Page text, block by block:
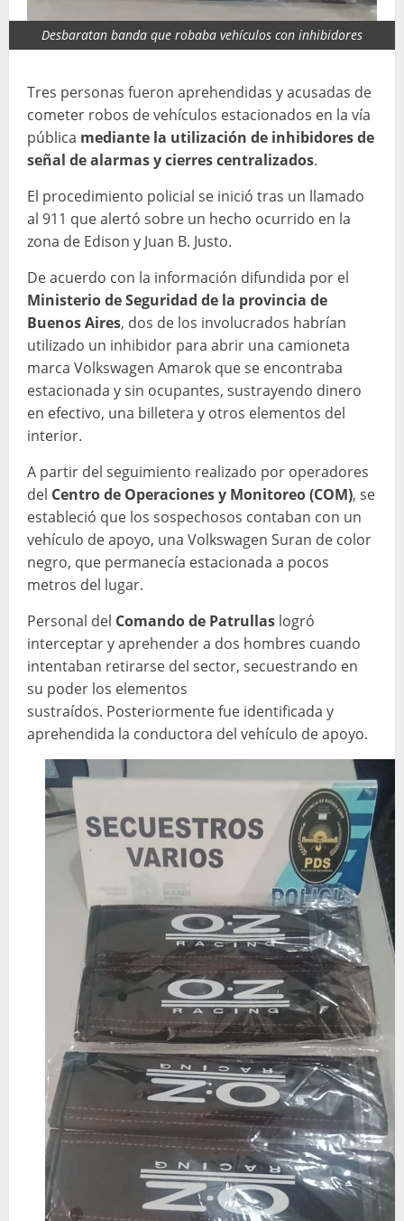
Desbaratan banda que robaba vehículos con inhibidores
Tres personas fueron aprehendidas y acusadas de
cometer robos de vehículos estacionados en la vía
pública mediante la utilización de inhibidores de
señal de alarmas y cierres centralizados.
El procedimiento policial se inició tras un llamado
al 911 que alertó sobre un hecho ocurrido en la
zona de Edison y Juan B. Justo.
De acuerdo con la información difundida por el
Ministerio de Seguridad de la provincia de
Buenos Aires, dos de los involucrados habrían
utilizado un inhibidor para abrir una camioneta
marca Volkswagen Amarok que se encontraba
estacionada y sin ocupantes, sustrayendo dinero
en efectivo, una billetera y otros elementos del
interior.
A partir del seguimiento realizado por operadores
del Centro de Operaciones y Monitoreo (COM), se
estableció que los sospechosos contaban con un
vehículo de apoyo, una Volkswagen Suran de color
negro, que permanecía estacionada a pocos
metros del lugar.
Personal del Comando de Patrullas logró
interceptar y aprehender a dos hombres cuando
intentaban retirarse del sector, secuestrando en
su poder los elementos
sustraídos. Posteriormente fue identificada y
aprehendida la conductora del vehículo de apoyo.